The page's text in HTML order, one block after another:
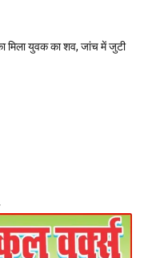
मिला युवक का शव, जांच में जुटी